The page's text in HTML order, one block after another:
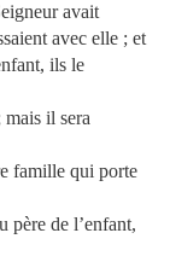
avait
avec elle ; et
ils le
il sera
famille qui porte
père de l’enfant,